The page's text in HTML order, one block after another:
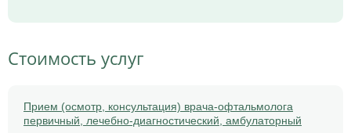
Стоимость услуг
Прием (осмотр, консультация) врача-офтальмолога
первичный, лечебно-диагностический, амбулаторный